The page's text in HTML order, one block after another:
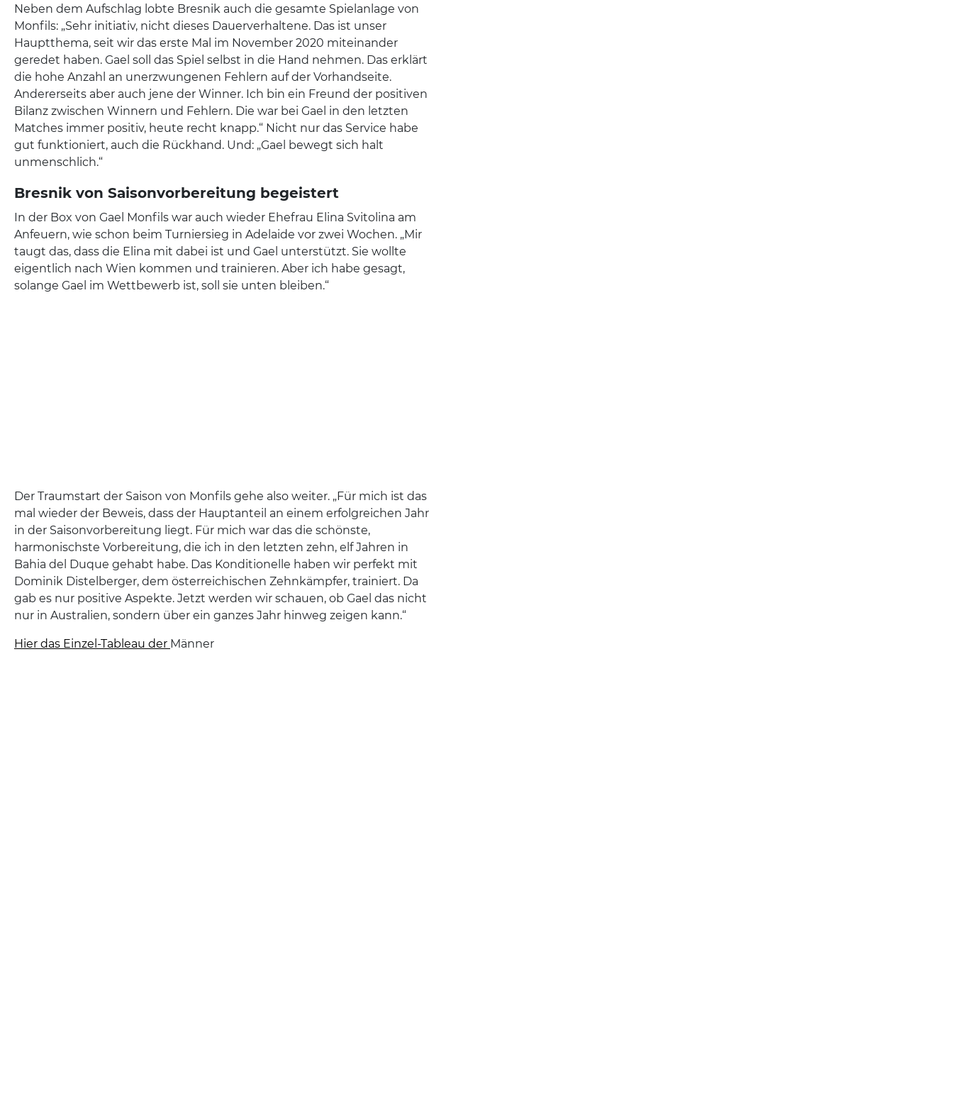
Neben dem Aufschlag lobte Bresnik auch die gesamte Spielanlage von
Monfils: „Sehr initiativ, nicht dieses Dauerverhaltene. Das ist unser
Hauptthema, seit wir das erste Mal im November 2020 miteinander
geredet haben. Gael soll das Spiel selbst in die Hand nehmen. Das erklärt
die hohe Anzahl an unerzwungenen Fehlern auf der Vorhandseite.
Andererseits aber auch jene der Winner. Ich bin ein Freund der positiven
Bilanz zwischen Winnern und Fehlern. Die war bei Gael in den letzten
Matches immer positiv, heute recht knapp.“ Nicht nur das Service habe
gut funktioniert, auch die Rückhand. Und: „Gael bewegt sich halt
unmenschlich.“
Bresnik von Saisonvorbereitung begeistert
In der Box von Gael Monfils war auch wieder Ehefrau Elina Svitolina am
Anfeuern, wie schon beim Turniersieg in Adelaide vor zwei Wochen. „Mir
taugt das, dass die Elina mit dabei ist und Gael unterstützt. Sie wollte
eigentlich nach Wien kommen und trainieren. Aber ich habe gesagt,
solange Gael im Wettbewerb ist, soll sie unten bleiben.“
Der Traumstart der Saison von Monfils gehe also weiter. „Für mich ist das
mal wieder der Beweis, dass der Hauptanteil an einem erfolgreichen Jahr
in der Saisonvorbereitung liegt. Für mich war das die schönste,
harmonischste Vorbereitung, die ich in den letzten zehn, elf Jahren in
Bahia del Duque gehabt habe. Das Konditionelle haben wir perfekt mit
Dominik Distelberger, dem österreichischen Zehnkämpfer, trainiert. Da
gab es nur positive Aspekte. Jetzt werden wir schauen, ob Gael das nicht
nur in Australien, sondern über ein ganzes Jahr hinweg zeigen kann.“
Hier das Einzel-Tableau der Männer